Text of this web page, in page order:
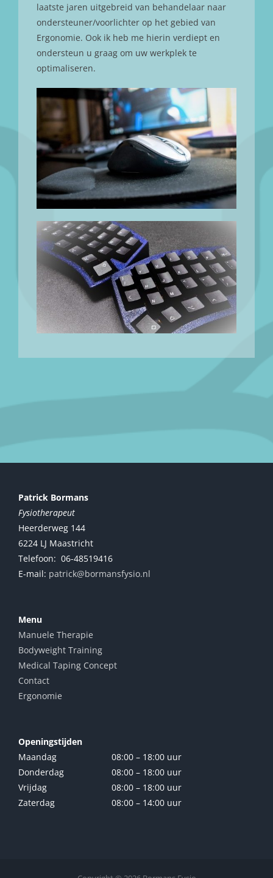
laatste jaren uitgebreid van behandelaar naar
ondersteuner/voorlichter op het gebied van
Ergonomie. Ook ik heb me hierin verdiept en
ondersteun u graag om uw werkplek te
optimaliseren.
Patrick Bormans
Fysiotherapeut
Heerderweg 144
6224 LJ Maastricht
Telefoon: 06-48519416
E-mail: patrick@bormansfysio.nl
Menu
Manuele Therapie
Bodyweight Training
Medical Taping Concept
Contact
Ergonomie
Openingstijden
Maandag
08:00 – 18:00 uur
Donderdag
08:00 – 18:00 uur
Vrijdag
08:00 – 18:00 uur
Zaterdag
08:00 – 14:00 uur